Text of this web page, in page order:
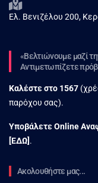
Ελ. Βενιζέλου 200,
«Βελτιώνουμε μαζί
Αντιμετωπίζετε
Καλέστε στο 1567
παρόχου σας).
Υποβάλετε Online
[ΕΔΩ] .
Ακολουθήστε μας...